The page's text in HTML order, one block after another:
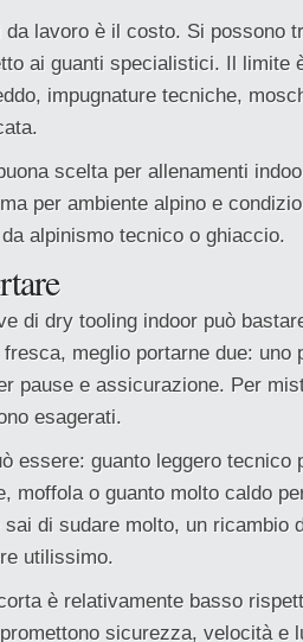
da lavoro è il costo. Si possono
ai guanti specialistici. Il limite
impugnature tecniche,
scelta per allenamenti
per ambiente alpino e
alpinismo tecnico o ghiaccio.
di dry tooling indoor può
meglio portarne due: uno
pause e assicurazione. Per
esagerati.
essere: guanto leggero tecnico
moffola o guanto molto caldo
di sudare molto, un ricambio
utilissimo.
è relativamente basso
sicurezza, velocità e